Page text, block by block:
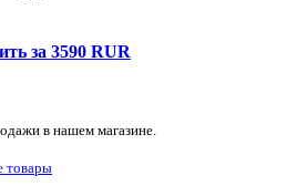
за 3590 RUR
в нашем магазине.
товары